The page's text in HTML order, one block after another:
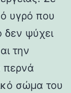
υγρό που
δεν ψύχει
την
περνά
σώμα του